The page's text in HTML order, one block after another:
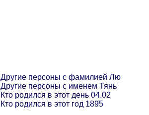
Другие персоны с фамилией Лю
Другие персоны с именем Тянь
Кто родился в этот день 04.02
Кто родился в этот год 1895